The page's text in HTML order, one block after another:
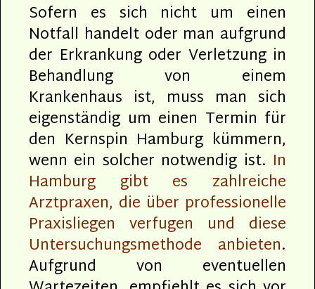
Sofern es sich nicht um einen
Notfall handelt oder man aufgrund
der Erkrankung oder Verletzung in
Behandlung von einem
Krankenhaus ist, muss man sich
eigenständig um einen Termin für
den Kernspin Hamburg kümmern,
wenn ein solcher notwendig ist. In
Hamburg gibt es zahlreiche
Arztpraxen, die über professionelle
Praxisliegen verfugen und diese
Untersuchungsmethode anbieten.
Aufgrund von eventuellen